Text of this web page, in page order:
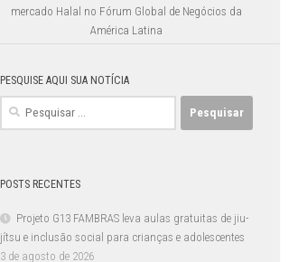
mercado Halal no Fórum Global de Negócios da
América Latina
PESQUISE AQUI SUA NOTÍCIA
Pesquisar
POSTS RECENTES
Projeto G13 FAMBRAS leva aulas gratuitas de jiu-
jítsu e inclusão social para crianças e adolescentes
3 de agosto de 2026